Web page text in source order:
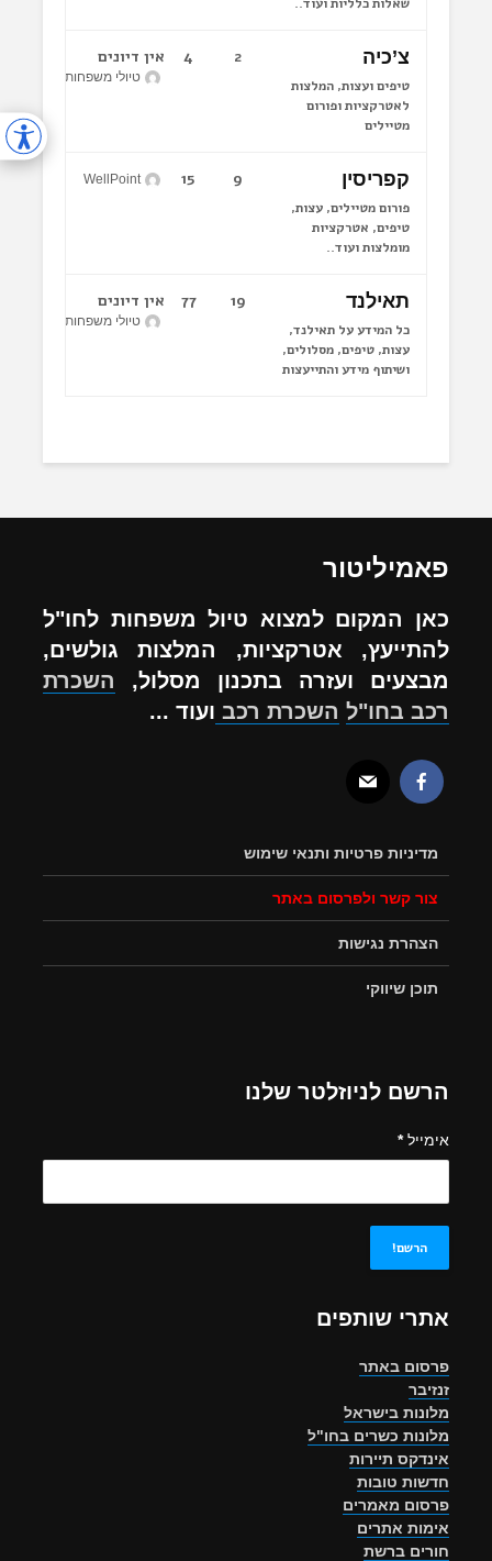
צ’כיה
טיפים ועצות, המלצות
לאטרקציות ופורום
מטיילים
2
4 אין דיונים
טיולי משפחות לחו"ל
קפריסין
פורום מטיילים, עצות,
טיפים, אטרקציות
מומלצות ועוד..
9
15
WellPoint
תאילנד
כל המידע על תאילנד,
עצות, טיפים, מסלולים,
ושיתוף מידע והתייעצות
19
77 אין דיונים
טיולי משפחות לחו"ל
פאמיליטור
כאן המקום למצוא טיול משפחות לחו"ל
להתייעץ, אטרקציות, המלצות גולשים,
מבצעים ועזרה בתכנון מסלול, השכרת
רכב בחו"ל השכרת רכב ועוד ...
מדיניות פרטיות ותנאי שימוש
צור קשר ולפרסום באתר
הצהרת נגישות
תוכן שיווקי
הרשם לניוזלטר שלנו
אימייל*
אתרי שותפים
פרסום באתר
זנזיבר
מלונות בישראל
מלונות כשרים בחו"ל
אינדקס תיירות
חדשות טובות
פרסום מאמרים
אימות אתרים
חורים ברשת